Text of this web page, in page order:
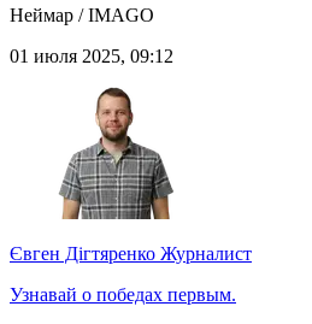
Неймар / IMAGO
01 июля 2025, 09:12
Євген Дігтяренко Журналист
Узнавай о победах первым.